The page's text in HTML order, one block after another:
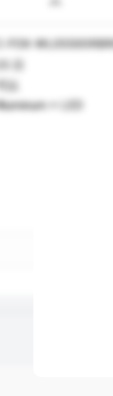
C-FOX-
可以
+ LED